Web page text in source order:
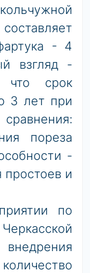
- 4
взгляд -
что срок
3 лет при
пореза
-
простоев и
по